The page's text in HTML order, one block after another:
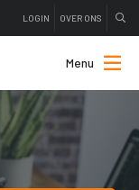
LOGIN OVER ONS
Menu